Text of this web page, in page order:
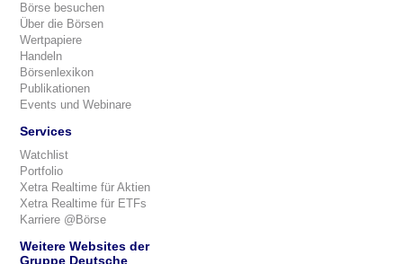
Börse besuchen
Über die Börsen
Wertpapiere
Handeln
Börsenlexikon
Publikationen
Events und Webinare
Services
Watchlist
Portfolio
Xetra Realtime für Aktien
Xetra Realtime für ETFs
Karriere @Börse
Weitere Websites der
Gruppe Deutsche